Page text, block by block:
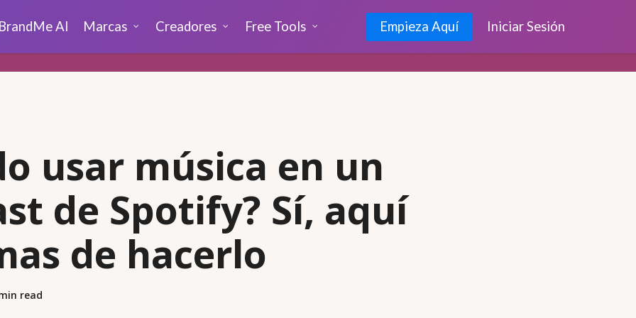
BrandMe AI Marcas Creadores Free Tools Empieza Aquí Iniciar Sesión
usar música en un
de Spotify? Sí, aquí
de hacerlo
read